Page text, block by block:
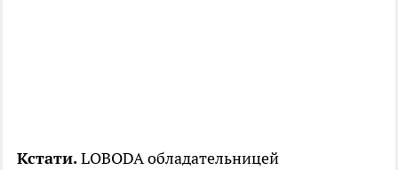
Кстати.LOBODA обладательницей